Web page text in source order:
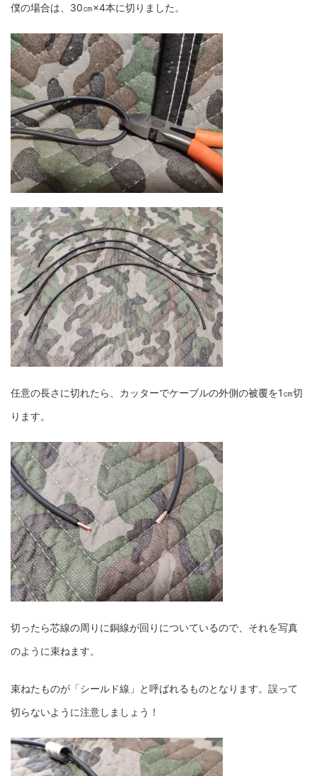
僕の場合は、30㎝×4本に切りました。
任意の長さに切れたら、カッターでケーブルの外側の被覆を1㎝切
ります。
切ったら芯線の周りに銅線が回りについているので、それを写真
のように束ねます。
束ねたものが「シールド線」と呼ばれるものとなります。誤って
切らないように注意しましょう！